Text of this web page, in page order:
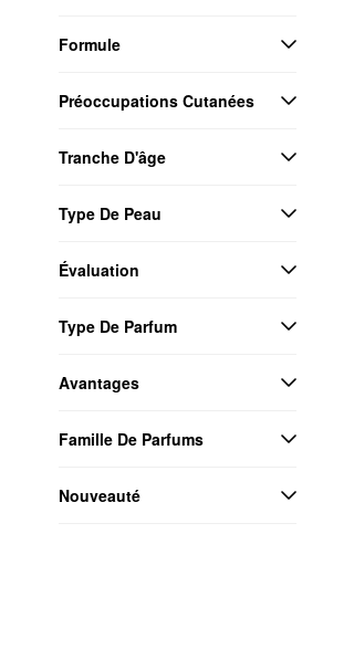
Formule
Préoccupations Cutanées
Tranche D'âge
Type De Peau
Évaluation
Type De Parfum
Avantages
Famille De Parfums
Nouveauté